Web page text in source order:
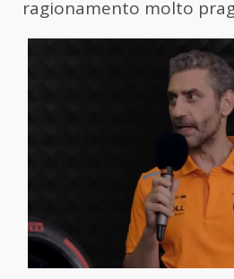
ragionamento molto